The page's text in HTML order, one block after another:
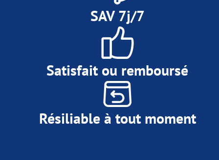
SAV 7j/7
Satisfait ou remboursé
Résiliable à tout moment